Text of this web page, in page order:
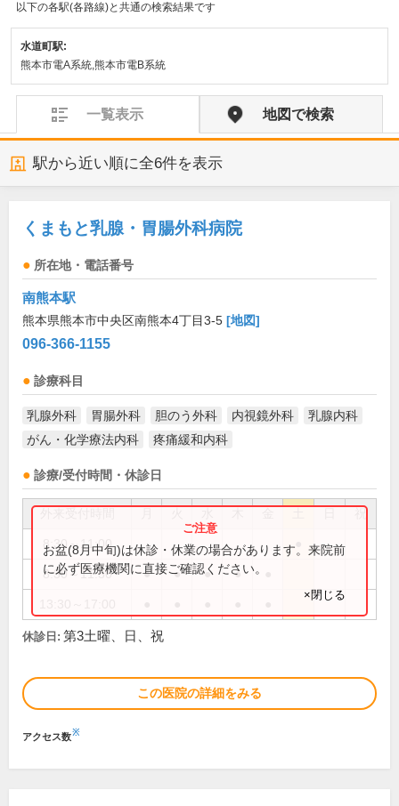
以下の各駅(各路線)と共通の検索結果です
水道町駅:
熊本市電A系統,熊本市電B系統
一覧表示 地図で検索
駅から近い順に全6件を表示
くまもと乳腺・胃腸外科病院
所在地・電話番号
南熊本駅
熊本県熊本市中央区南熊本4丁目3-5 [地図]
096-366-1155
診療科目
乳腺外科 胃腸外科 胆のう外科 内視鏡外科
乳腺内科
がん・化学療法内科
疼痛緩和内科
診療/受付時間・休診日
祝
8:30～11:00
8:30～11:30 ● ● ● ●
お盆(8月中旬)は休診・休業の場合があります。来院前
に必ず医療機関に直接ご確認ください。
×閉じる
休診日: 第3土曜、日、祝
この医院の詳細をみる
アクセス数※